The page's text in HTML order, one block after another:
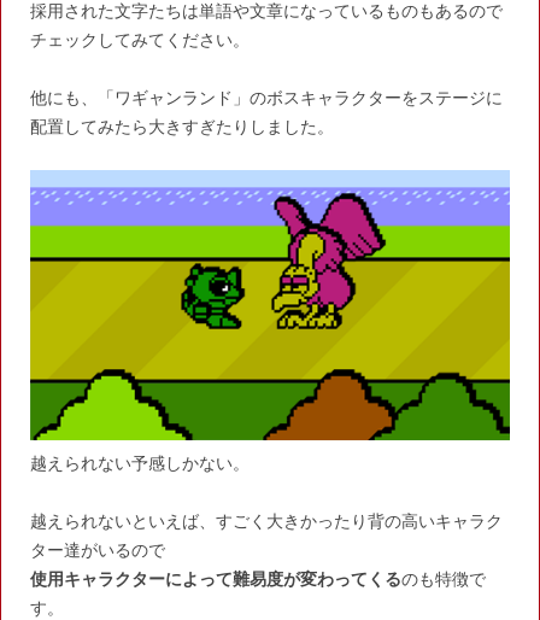
採用された文字たちは単語や文章になっているものもあるので
チェックしてみてください。
他にも、「ワギャンランド」のボスキャラクターをステージに
配置してみたら大きすぎたりしました。
越えられない予感しかない。
越えられないといえば、すごく大きかったり背の高いキャラク
ター達がいるので
使用キャラクターによって難易度が変わってくるのも特徴で
す。